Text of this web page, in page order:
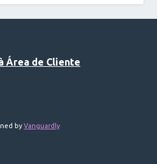
Área de Cliente
byVanguardly